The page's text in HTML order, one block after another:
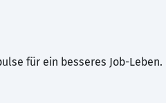
für ein besseres Job-Leben.